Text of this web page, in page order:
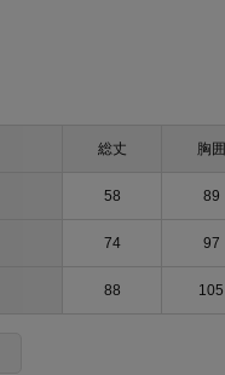
総丈 胸囲
58 89
74 97
88 105